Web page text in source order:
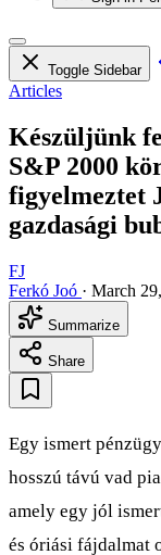
Toggle Sidebar
Articles
Készüljünk
S&P 2000
figyelmeztet
gazdasági
FJ
Ferkó Joó · March
Summarize
Share
Egy ismert
hosszú távú vad
amely egy jól
és óriási fájdalmat